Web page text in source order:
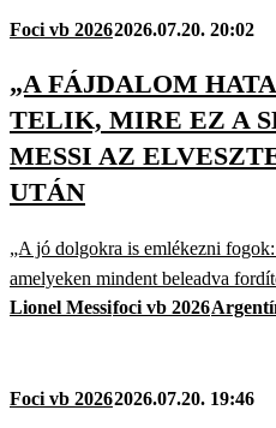
Foci vb 20262026.07.20. 20:02
„A FÁJDALOM
TELIK, MIRE EZ A
MESSI AZ
UTÁN
„A jó dolgokra is emlékezni
amelyeken mindent beleadva
Lionel Messifoci vb 2026
Foci vb 20262026.07.20. 19:46